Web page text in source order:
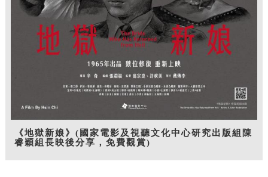
《地獄新娘》(國家電影及視聽文化中心研究出版組陳
睿穎組長映後分享，免費觀賞)